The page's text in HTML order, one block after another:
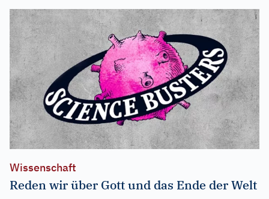
Wissenschaft
Reden wir über Gott und das Ende der Welt